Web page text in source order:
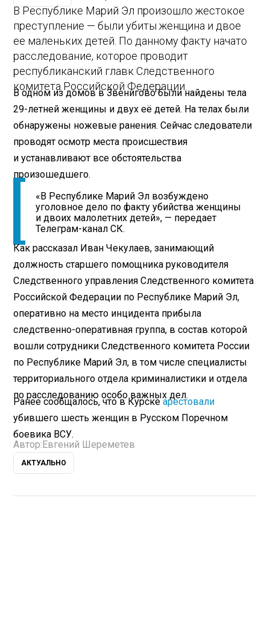
В Республике Марий Эл произошло жестокое
преступление — были убиты женщина и двое
ее маленьких детей. По данному факту начато
расследование, которое проводит
республиканский главк Следственного
комитета Российской Федерации.
В одном из домов в Звенигово были найдены тела
29-летней женщины и двух её детей. На телах были
обнаружены ножевые ранения. Сейчас следователи
проводят осмотр места происшествия
и устанавливают все обстоятельства
произошедшего.
«В Республике Марий Эл возбуждено
уголовное дело по факту убийства женщины
и двоих малолетних детей», — передает
Телеграм-канал СК.
Как рассказал Иван Чекулаев, занимающий
должность старшего помощника руководителя
Следственного управления Следственного комитета
Российской Федерации по Республике Марий Эл,
оперативно на место инцидента прибыла
следственно-оперативная группа, в состав которой
вошли сотрудники Следственного комитета России
по Республике Марий Эл, в том числе специалисты
территориального отдела криминалистики и отдела
по расследованию особо важных дел.
Ранее сообщалось, что в Курскеарестовали
убившего шесть женщин в Русском Поречном
боевика ВСУ.
Автор: Евгений Шереметев
АКТУАЛЬНО